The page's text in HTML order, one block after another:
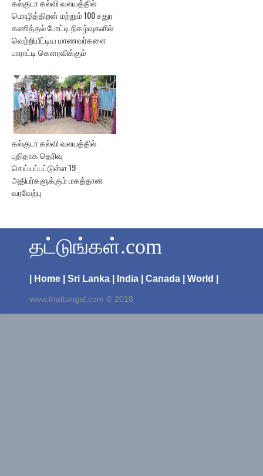
கல்குடா கல்வி வலயத்தில்
மொழித்திறன் மற்றும் 100 சதுர
கணித்தல் போட்டி நிகழ்வுகளில்
வெற்றியீட்டிய மாணவர்களை
பாராட்டி கௌரவிக்கும்
கல்குடா கல்வி வலயத்தில்
புதிதாக தெரிவு
செய்யப்பட்டுள்ள 19
அதிபர்களுக்கும் மகத்தான
வரவேற்பு
தட்டுங்கள்.com
| Home | Sri Lanka | India | Canada | World |
www.thattungal.com © 2018